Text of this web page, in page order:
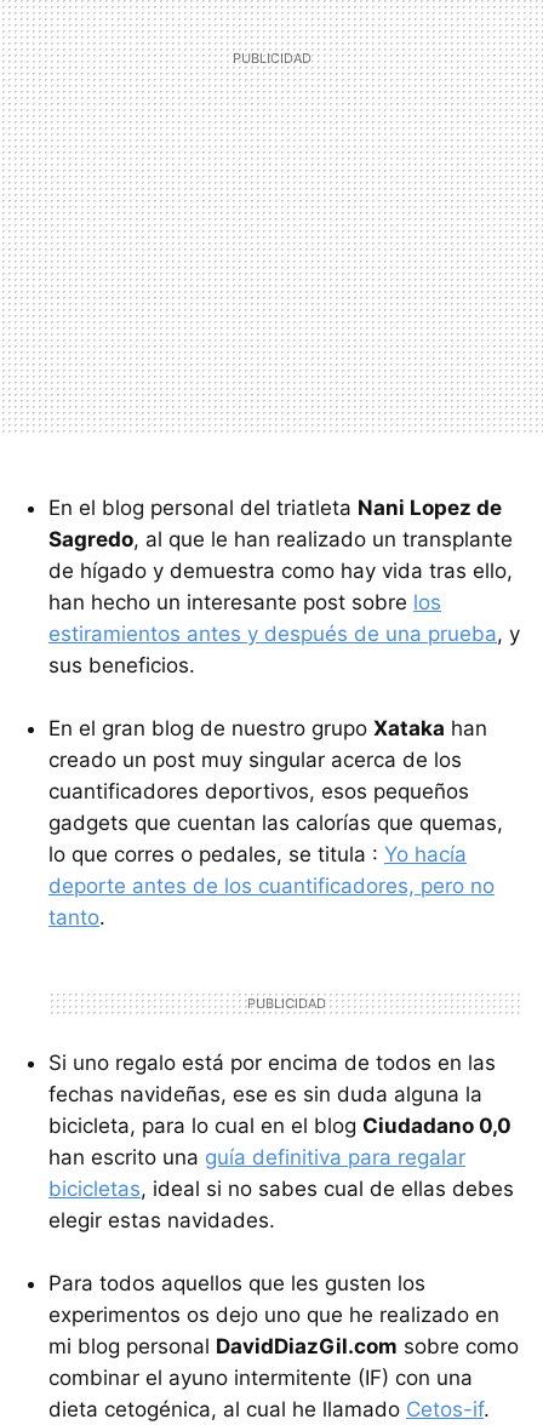
En el blog personal del triatleta Nani Lopez de
Sagredo, al que le han realizado un transplante
de hígado y demuestra como hay vida tras ello,
han hecho un interesante post sobre los
estiramientos antes y después de una prueba, y
sus beneficios.
En el gran blog de nuestro grupo Xataka han
creado un post muy singular acerca de los
cuantificadores deportivos, esos pequeños
gadgets que cuentan las calorías que quemas,
lo que corres o pedales, se titula : Yo hacía
deporte antes de los cuantificadores, pero no
tanto.
Si uno regalo está por encima de todos en las
fechas navideñas, ese es sin duda alguna la
bicicleta, para lo cual en el blog Ciudadano 0,0
han escrito una guía definitiva para regalar
bicicletas, ideal si no sabes cual de ellas debes
elegir estas navidades.
Para todos aquellos que les gusten los
experimentos os dejo uno que he realizado en
mi blog personal DavidDiazGil.com sobre como
combinar el ayuno intermitente (IF) con una
dieta cetogénica, al cual he llamado Cetos-if.